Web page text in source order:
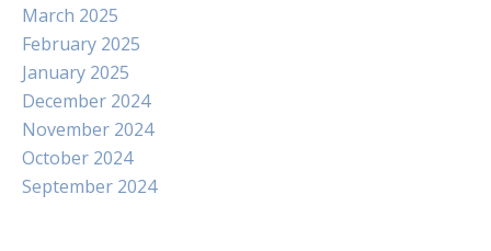
March 2025
February 2025
January 2025
December 2024
November 2024
October 2024
September 2024